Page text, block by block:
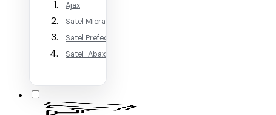
Ajax
Satel Micra
Satel Prefecta WRL
Satel-Abax